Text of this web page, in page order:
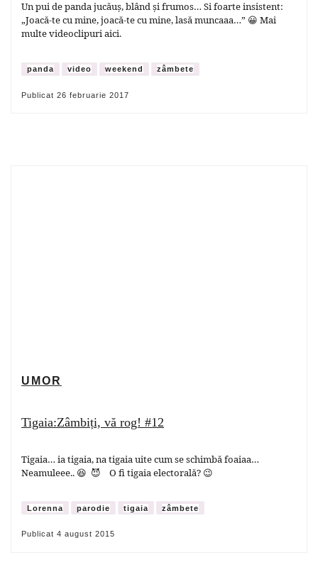
Un pui de panda jucăuș, blând și frumos… Si foarte insistent:
„Joacă-te cu mine, joacă-te cu mine, lasă muncaaa…” 😀 Mai
multe videoclipuri aici.
panda video weekend zâmbete
Publicat 26 februarie 2017
UMOR
Tigaia:Zâmbiți, vă rog! #12
Tigaia… ia tigaia, na tigaia uite cum se schimbă foaiaa…
Neamuleee.. 😆 😈 O fi tigaia electorală? 😉
Lorenna parodie tigaia zâmbete
Publicat 4 august 2015